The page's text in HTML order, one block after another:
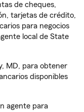
de cheques,
tarjetas de crédito,
para negocios
local de State
MD, para obtener
disponibles
agente para